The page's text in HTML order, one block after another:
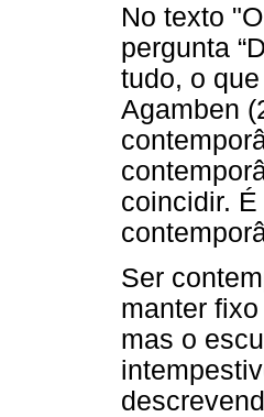
No texto
pergunta
tudo, o
Agamben
coincidir.
Ser
manter
mas o